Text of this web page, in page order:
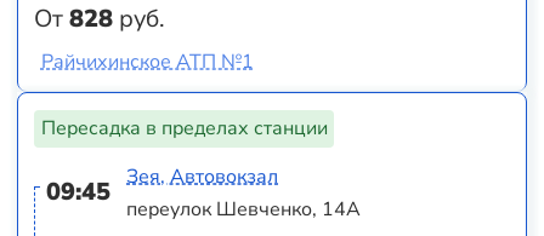
От828 руб.
Райчихинское АТП №1
Пересадка в пределах станции
09:45
Зея, Автовокзал
переулок Шевченко, 14А